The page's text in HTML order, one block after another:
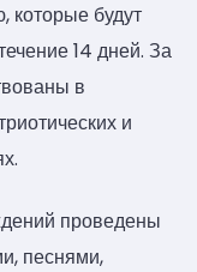
которые будут
14 дней. За
в
и
проведены
песнями,